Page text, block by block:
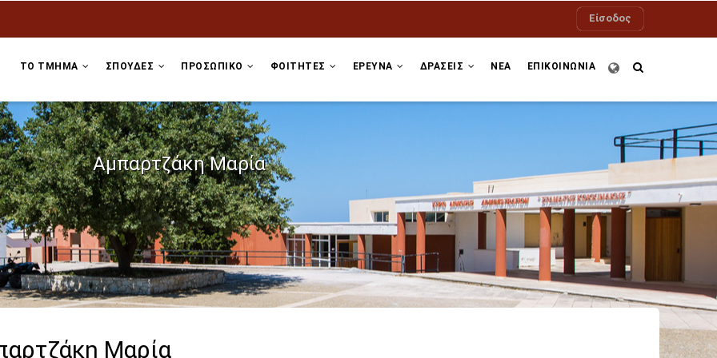
Είσοδος
ΤΟ ΤΜΗΜΑ ΣΠΟΥΔΕΣ ΠΡΟΣΩΠΙΚΌ ΦΟΙΤΗΤΕΣ ΕΡΕΥΝΑ ΔΡΆΣΕΙΣ ΝΕΑ ΕΠΙΚΟΙΝΩΝΙΑ
Αμπαρτζάκη Μαρία
Μαρία